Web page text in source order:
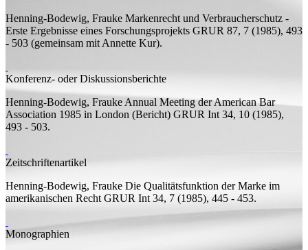
Henning-Bodewig, Frauke Markenrecht und Verbraucherschutz -
Erste Ergebnisse eines Forschungsprojekts GRUR 87, 7 (1985), 493
- 503 (gemeinsam mit Annette Kur).
Konferenz- oder Diskussionsberichte
Henning-Bodewig, Frauke Annual Meeting der American Bar
Association 1985 in London (Bericht) GRUR Int 34, 10 (1985),
493 - 503.
Zeitschriftenartikel
Henning-Bodewig, Frauke Die Qualitätsfunktion der Marke im
amerikanischen Recht GRUR Int 34, 7 (1985), 445 - 453.
Monographien